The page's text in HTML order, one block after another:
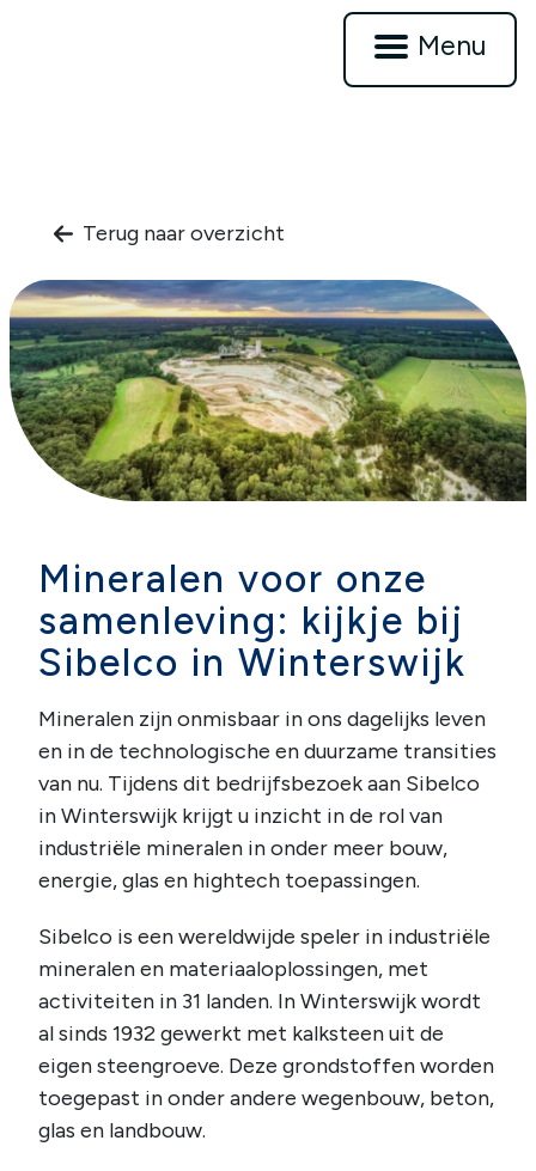
Menu
Terug naar overzicht
Mineralen voor onze
samenleving: kijkje bij
Sibelco in Winterswijk
Mineralen zijn onmisbaar in ons dagelijks leven
en in de technologische en duurzame transities
van nu. Tijdens dit bedrijfsbezoek aan Sibelco
in Winterswijk krijgt u inzicht in de rol van
industriële mineralen in onder meer bouw,
energie, glas en hightech toepassingen.
Sibelco is een wereldwijde speler in industriële
mineralen en materiaaloplossingen, met
activiteiten in 31 landen. In Winterswijk wordt
al sinds 1932 gewerkt met kalksteen uit de
eigen steengroeve. Deze grondstoffen worden
toegepast in onder andere wegenbouw, beton,
glas en landbouw.